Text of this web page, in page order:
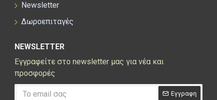
Newsletter
Δωροεπιταγές
NEWSLETTER
Εγγραφείτε στο newsletter μας για νέα και
προσφορές
Εγγραφη